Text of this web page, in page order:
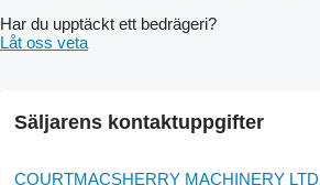
Har du upptäckt ett bedrägeri?
Låt oss veta
Säljarens kontaktuppgifter
COURTMACSHERRY MACHINERY LTD